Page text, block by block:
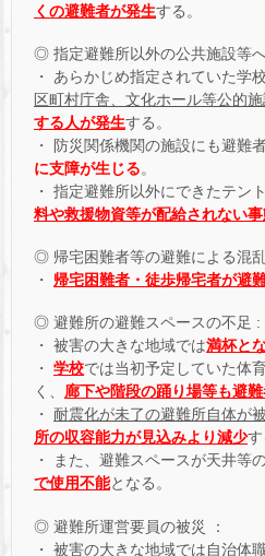
くの避難者が発生する。
◎ 指定避難所以外の公共施設等へ
・ あらかじめ指定されていた学
区町村庁舎、文化ホール等公的
する人が発生する。
・ 防災関係機関の施設にも避難
に支障が生じる。
・ 指定避難所以外にできたテン
料や救援物資等が配給されない
◎ 帰宅困難者等の避難による混乱
・ 帰宅困難者・徒歩帰宅者が避
◎ 避難所の避難スペースの不足 :
・ 被害の大きな地域では満杯と
・ 学校では当初予定していた体
く、 廊下や階段の踊り場等も避
・ 耐震化が未了の避難所自体が
所の収容能力が見込みより減少す
・ また、避難スペースが天井等
で使用不能となる。
◎ 避難所運営要員の被災 ：
・ 被害の大きな地域では自治体